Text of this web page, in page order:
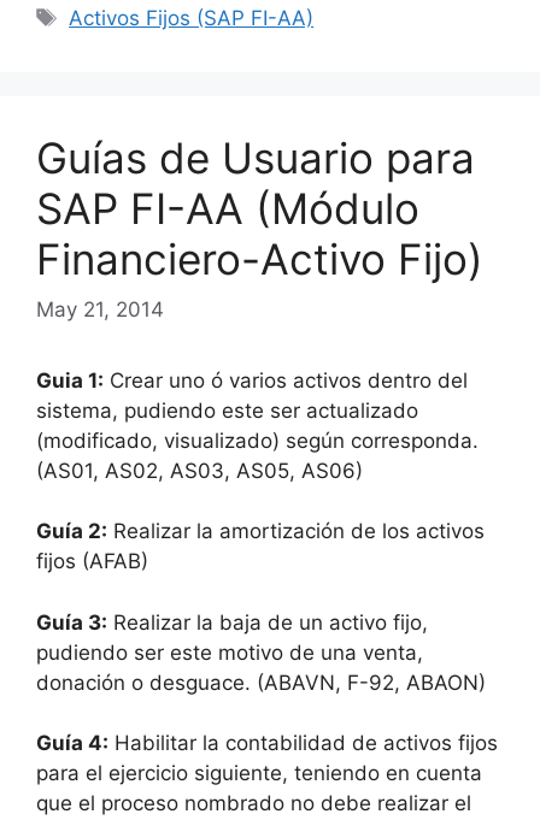
Tags
Activos Fijos (SAP FI-AA)
Guías de Usuario para
SAP FI-AA (Módulo
Financiero-Activo Fijo)
May 21, 2014
Guia 1: Crear uno ó varios activos dentro del
sistema, pudiendo este ser actualizado
(modificado, visualizado) según corresponda.
(AS01, AS02, AS03, AS05, AS06)
Guía 2: Realizar la amortización de los activos
fijos (AFAB)
Guía 3: Realizar la baja de un activo fijo,
pudiendo ser este motivo de una venta,
donación o desguace. (ABAVN, F-92, ABAON)
Guía 4: Habilitar la contabilidad de activos fijos
para el ejercicio siguiente, teniendo en cuenta
que el proceso nombrado no debe realizar el